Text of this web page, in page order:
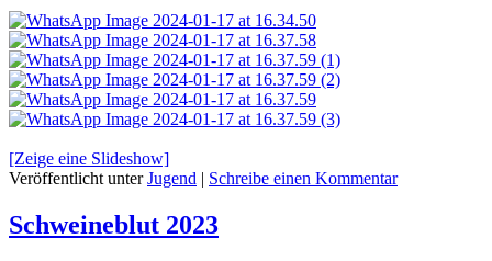
[Zeige eine Slideshow]
Veröffentlicht unter Jugend | Schreibe einen Kommentar
Schweineblut 2023